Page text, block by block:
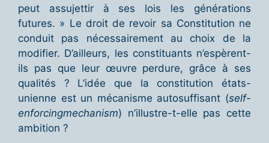
peut assujettir à ses lois les générations
futures. » Le droit de revoir sa Constitution ne
conduit pas nécessairement au choix de la
modifier. D’ailleurs, les constituants n’espèrent-
ils pas que leur œuvre perdure, grâce à ses
qualités ? L’idée que la constitution états-
unienne est un mécanisme autosuffisant (self-
enforcingmechanism) n’illustre-t-elle pas cette
ambition ?